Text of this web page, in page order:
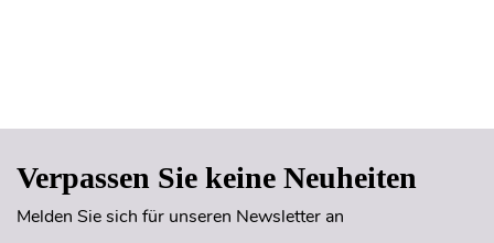
Verpassen Sie keine Neuheiten
Melden Sie sich für unseren Newsletter an